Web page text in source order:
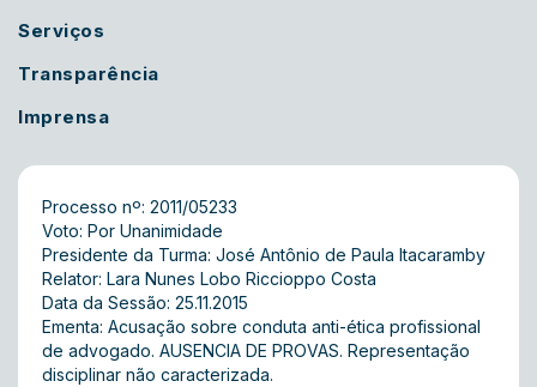
Serviços
Transparência
Imprensa
Processo nº: 2011/05233
Voto: Por Unanimidade
Presidente da Turma: José Antônio de Paula Itacaramby
Relator: Lara Nunes Lobo Riccioppo Costa
Data da Sessão: 25.11.2015
Ementa: Acusação sobre conduta anti-ética profissional
de advogado. AUSENCIA DE PROVAS. Representação
disciplinar não caracterizada.